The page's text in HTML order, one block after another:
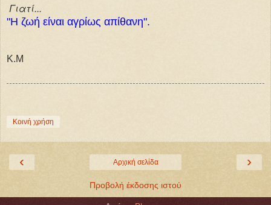
Γιατί...
"Η ζωή είναι αγρίως απίθανη".
Κ.Μ
Κοινή χρήση
‹ ›
Αρχική σελίδα
Προβολή έκδοσης ιστού